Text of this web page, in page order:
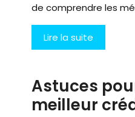
de comprendre les
Lire la suite
Astuces
meilleur